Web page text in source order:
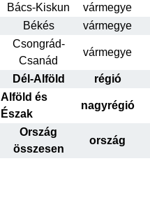
Bács-Kiskun
vármegye
Békés
vármegye
Csongrád-
Csanád
vármegye
Dél-Alföld régió
Alföld és
Észak
nagyrégió
Ország
összesen
ország